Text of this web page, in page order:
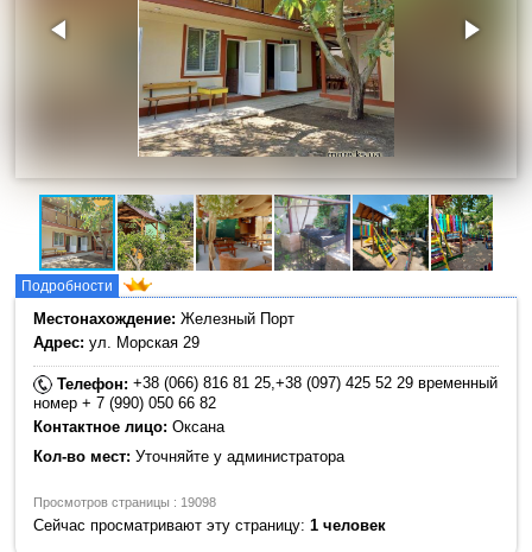
Подробности
Местонахождение: Железный Порт
Адрес: ул. Морская 29
Телефон:+38 (066) 816 81 25,+38 (097) 425 52 29 временный
номер + 7 (990) 050 66 82
Контактное лицо: Оксана
Кол-во мест: Уточняйте у администратора
Просмотров страницы : 19098
Сейчас просматривают эту страницу:1 человек